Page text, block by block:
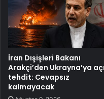
İran Dışişleri Bakanı
Arakçi’den Ukrayna’ya
tehdit: Cevapsız
kalmayacak